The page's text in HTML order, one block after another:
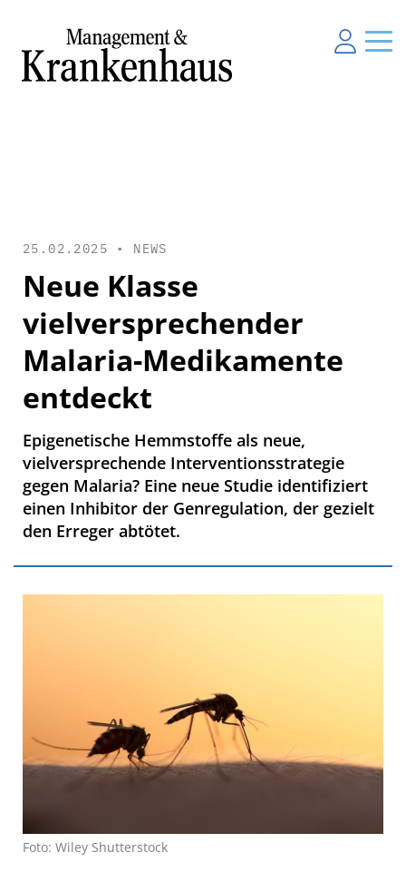
25.02.2025 • NEWS
Neue Klasse
vielversprechender
Malaria-Medikamente
entdeckt
Epigenetische Hemmstoffe als neue,
vielversprechende Interventionsstrategie
gegen Malaria? Eine neue Studie identifiziert
einen Inhibitor der Genregulation, der gezielt
den Erreger abtötet.
Foto: Wiley Shutterstock